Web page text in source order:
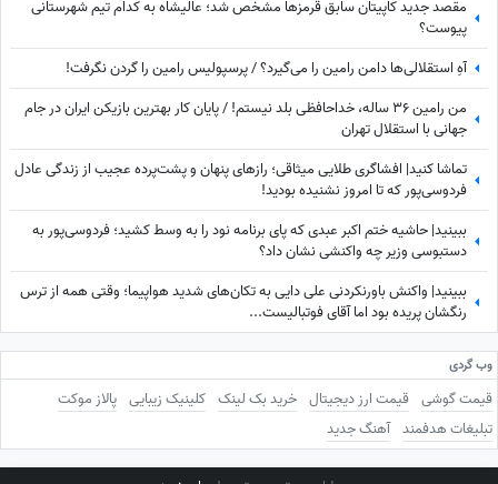
مقصد جدید کاپیتان سابق قرمزها مشخص شد؛ عالیشاه به کدام تیم شهرستانی
پیوست؟
آهِ استقلالی‌ها دامن رامین را می‌گیرد؟ / پرسپولیس رامین را گردن نگرفت!
من رامین 36 ساله، خداحافظی بلد نیستم! / پایان کار بهترین بازیکن ایران در جام
جهانی با استقلال تهران
تماشا کنید| افشاگری طلایی میثاقی؛ رازهای پنهان و پشت‌پرده عجیب از زندگی عادل
فردوسی‌پور که تا امروز نشنیده بودید!
ببینید| حاشیه ختم اکبر عبدی که پای برنامه نود را به وسط کشید؛ فردوسی‌پور به
دستبوسی وزیر چه واکنشی نشان داد؟
ببینید| واکنش باورنکردنی علی دایی به تکان‌های شدید هواپیما؛ وقتی همه از ترس
رنگشان پریده بود اما آقای فوتبالیست...
وب گردی
قیمت گوشی قیمت ارز دیجیتال خرید بک لینک کلینیک زیبایی پالاز موکت
تبلیغات هدفمند آهنگ جدید